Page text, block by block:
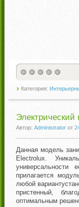
Категория:
Автор: Administratorот
Данная модель
Electrolux.
прилагается
любой
пристенный,
оптимальным